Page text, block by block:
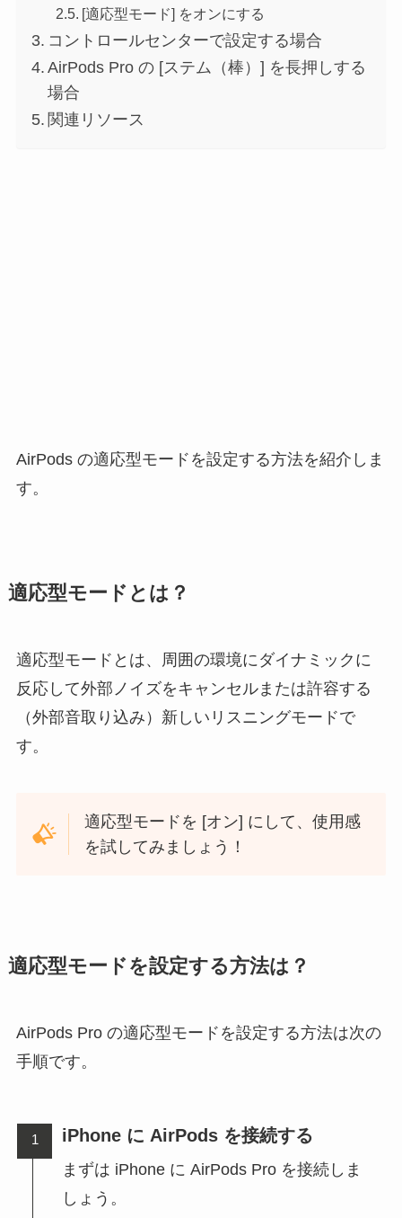
[適応型モード] をオンにする
コントロールセンターで設定する場合
AirPods Pro の [ステム（棒）] を長押しする
場合
関連リソース
AirPods の適応型モードを設定する方法を紹介しま
す。
適応型モードとは？
適応型モードとは、周囲の環境にダイナミックに
反応して外部ノイズをキャンセルまたは許容する
（外部音取り込み）新しいリスニングモードで
す。
適応型モードを [オン] にして、使用感
を試してみましょう！
適応型モードを設定する方法は？
AirPods Pro の適応型モードを設定する方法は次の
手順です。
iPhone に AirPods を接続する
まずは iPhone に AirPods Pro を接続しま
しょう。